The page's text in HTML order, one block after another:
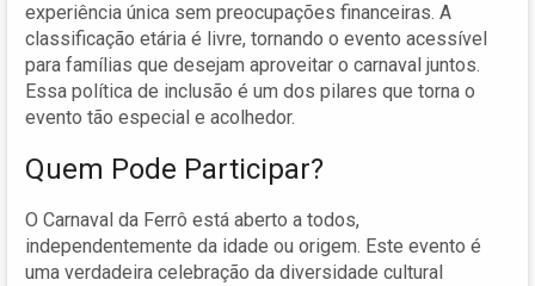
experiência única sem preocupações financeiras. A
classificação etária é livre, tornando o evento acessível
para famílias que desejam aproveitar o carnaval juntos.
Essa política de inclusão é um dos pilares que torna o
evento tão especial e acolhedor.
Quem Pode Participar?
O Carnaval da Ferrô está aberto a todos,
independentemente da idade ou origem. Este evento é
uma verdadeira celebração da diversidade cultural